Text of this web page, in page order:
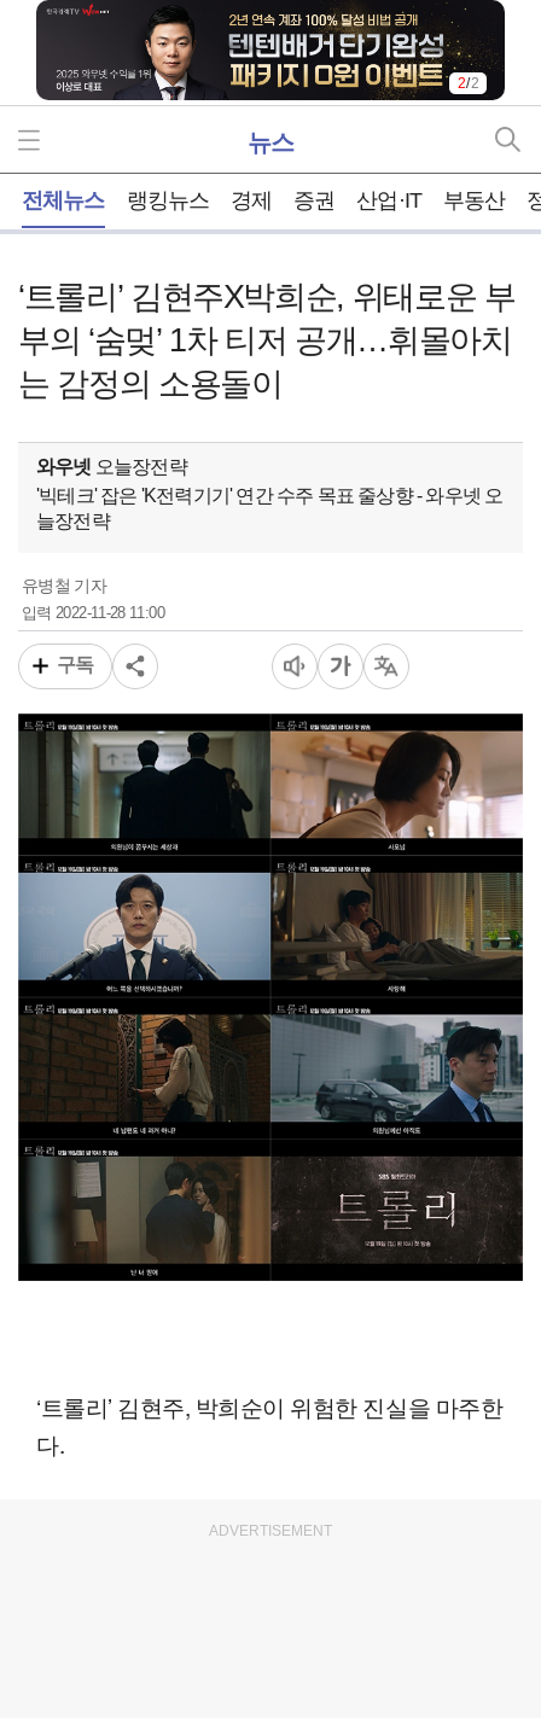
2/2
뉴스
전체뉴스 랭킹뉴스 경제 증권 산업·IT 부동산
‘트롤리’ 김현주X박희순, 위태로운 부
부의 ‘숨멎’ 1차 티저 공개…휘몰아치
는 감정의 소용돌이
와우넷 오늘장전략
'빅테크' 잡은 'K전력기기' 연간 수주 목표 줄상향 - 와우넷 오
늘장전략
유병철 기자
입력 2022-11-28 11:00
구독
‘트롤리’ 김현주, 박희순이 위험한 진실을 마주한
다.
ADVERTISEMENT